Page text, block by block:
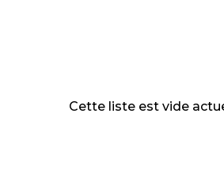
Cette liste est vide